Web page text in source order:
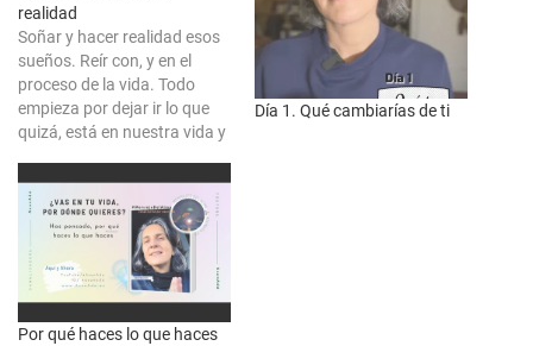
realidad
Soñar y hacer realidad esos
sueños. Reír con, y en el
proceso de la vida. Todo
empieza por dejar ir lo que
quizá, está en nuestra vida y
parte de ella. Es algo que ya
está de más, o no te apetece
que esté. Piensa en…
Día 1. Qué cambiarías de ti
Por qué haces lo que haces